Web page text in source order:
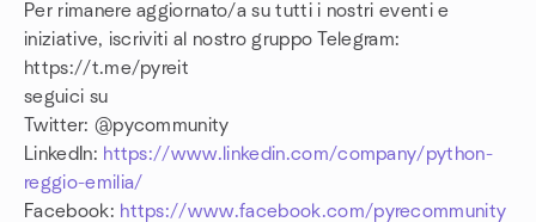
Per rimanere aggiornato/a su tutti i nostri eventi e
iniziative, iscriviti al nostro gruppo Telegram:
https://t.me/pyreit
seguici su
Twitter: @pycommunity
LinkedIn: https://www.linkedin.com/company/python-
reggio-emilia/
Facebook: https://www.facebook.com/pyrecommunity